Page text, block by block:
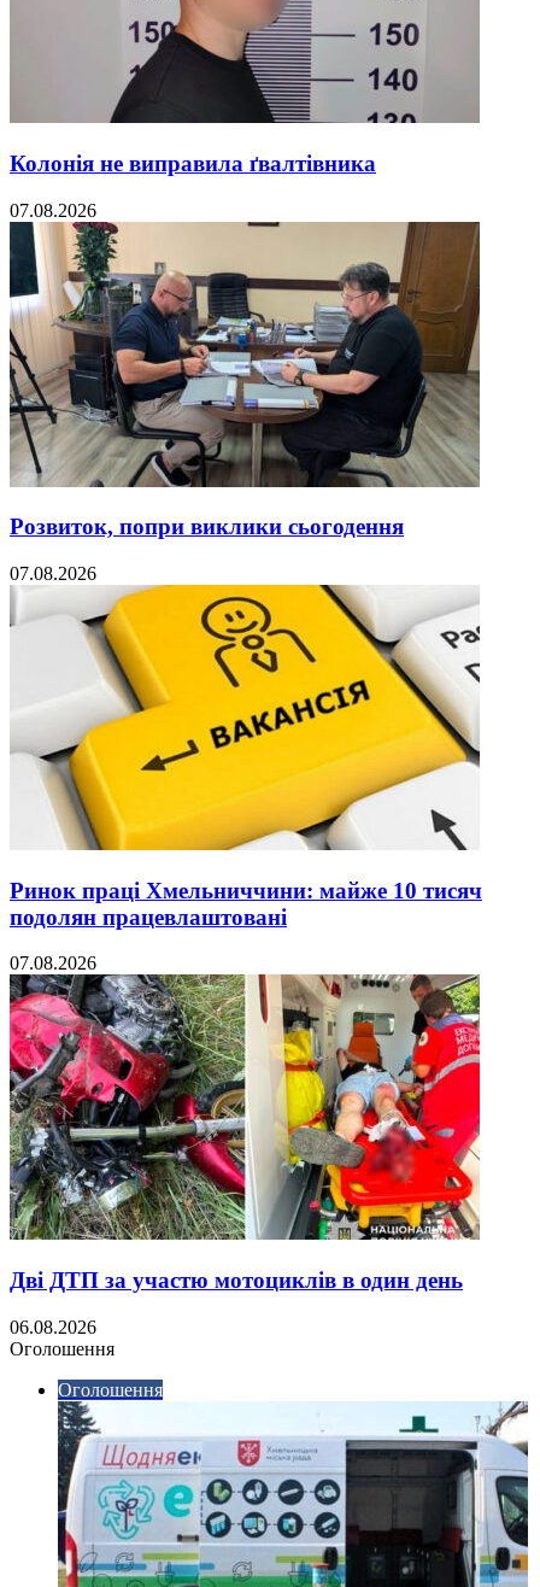
Колонія не виправила ґвалтівника
07.08.2026
Розвиток, попри виклики сьогодення
07.08.2026
Ринок праці Хмельниччини: майже 10 тисяч
подолян працевлаштовані
07.08.2026
Дві ДТП за участю мотоциклів в один день
06.08.2026
Оголошення
Оголошення